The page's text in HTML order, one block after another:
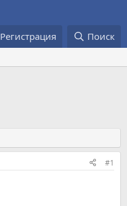
Регистрация Поиск
#1